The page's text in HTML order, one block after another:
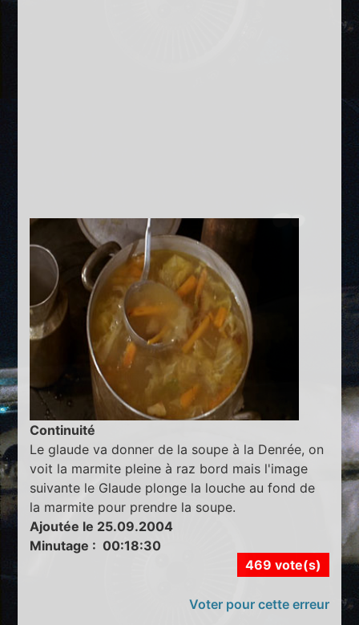
Continuité
Le glaude va donner de la soupe à la Denrée, on
voit la marmite pleine à raz bord mais l'image
suivante le Glaude plonge la louche au fond de
la marmite pour prendre la soupe.
Ajoutée le 25.09.2004
Minutage : 00:18:30
469 vote(s)
Voter pour cette erreur